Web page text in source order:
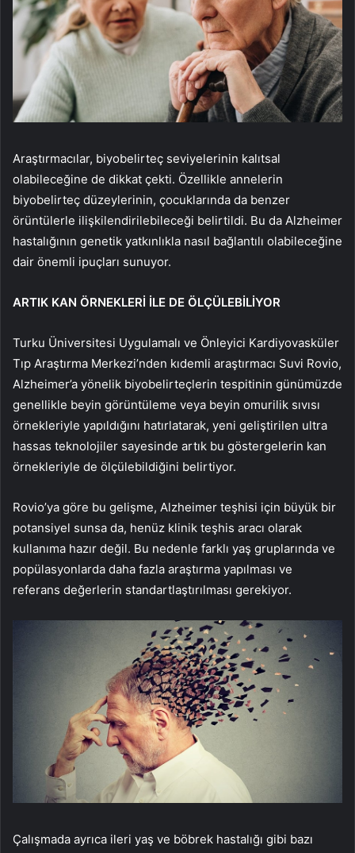
Araştırmacılar, biyobelirteç seviyelerinin kalıtsal
olabileceğine de dikkat çekti. Özellikle annelerin
biyobelirteç düzeylerinin, çocuklarında da benzer
örüntülerle ilişkilendirilebileceği belirtildi. Bu da Alzheimer
hastalığının genetik yatkınlıkla nasıl bağlantılı olabileceğine
dair önemli ipuçları sunuyor.
ARTIK KAN ÖRNEKLERİ İLE DE ÖLÇÜLEBİLİYOR
Turku Üniversitesi Uygulamalı ve Önleyici Kardiyovasküler
Tıp Araştırma Merkezi’nden kıdemli araştırmacı Suvi Rovio,
Alzheimer’a yönelik biyobelirteçlerin tespitinin günümüzde
genellikle beyin görüntüleme veya beyin omurilik sıvısı
örnekleriyle yapıldığını hatırlatarak, yeni geliştirilen ultra
hassas teknolojiler sayesinde artık bu göstergelerin kan
örnekleriyle de ölçülebildiğini belirtiyor.
Rovio’ya göre bu gelişme, Alzheimer teşhisi için büyük bir
potansiyel sunsa da, henüz klinik teşhis aracı olarak
kullanıma hazır değil. Bu nedenle farklı yaş gruplarında ve
popülasyonlarda daha fazla araştırma yapılması ve
referans değerlerin standartlaştırılması gerekiyor.
Çalışmada ayrıca ileri yaş ve böbrek hastalığı gibi bazı